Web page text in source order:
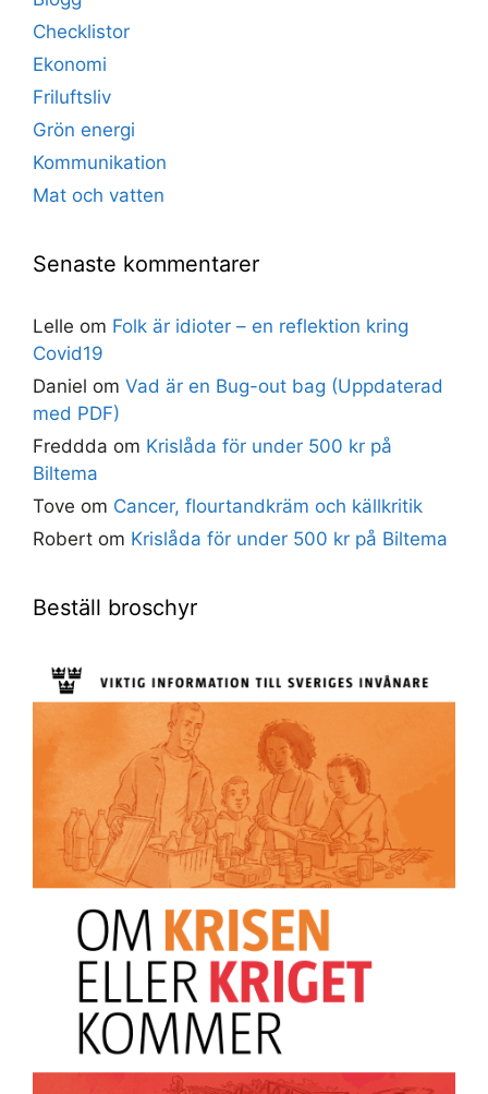
Checklistor
Ekonomi
Friluftsliv
Grön energi
Kommunikation
Mat och vatten
Senaste kommentarer
Lelle om Folk är idioter – en reflektion kring
Covid19
Daniel om Vad är en Bug-out bag (Uppdaterad
med PDF)
Freddda om Krislåda för under 500 kr på
Biltema
Tove om Cancer, flourtandkräm och källkritik
Robert om Krislåda för under 500 kr på Biltema
Beställ broschyr